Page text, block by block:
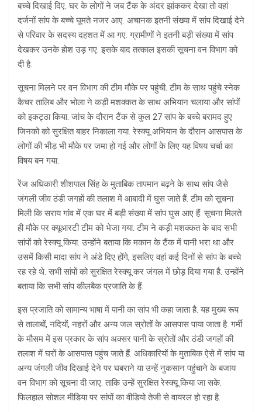
बच्चे दिखाई दिए. घर के लोगों ने जब टैंक के अंदर झांककर देखा तो वहां
दर्जनों सांप के बच्चे घूमते नजर आए. अचानक इतनी संख्या में सांप दिखाई देने
से परिवार के सदस्य दहशत में आ गए. ग्रामीणों ने इतनी बड़ी संख्या में सांप
देखकर उनके होश उड़ गए. इसके बाद तत्काल इसकी सूचना वन विभाग को
दी है.
सूचना मिलने पर वन विभाग की टीम मौके पर पहुंची. टीम के साथ पहुंचे स्नेक
कैचर तालिब और भोला ने कड़ी मशक्कत के साथ अभियान चलाया और सांपों
को इकट्ठा किया. जांच के दौरान टैंक से कुल 27 सांप के बच्चे बरामद हुए
जिनको को सुरक्षित बाहर निकाला गया. रेस्क्यू अभियान के दौरान आसपास के
लोगों की भीड़ भी मौके पर जमा हो गई और लोगों के लिए यह विषय चर्चा का
विषय बन गया.
रेंज अधिकारी शीशपाल सिंह के मुताबिक तापमान बढ़ने के साथ सांप जैसे
जंगली जीव ठंडी जगहों की तलाश में आबादी में घुस जाते हैं. टीम को सूचना
मिली कि सराय गांव में एक घर में बड़ी संख्या में सांप घुस आए हैं. सूचना मिलते
ही मौके पर क्यूआरटी टीम को भेजा गया. टीम ने कड़ी मशक्कत के बाद सभी
सांपों को रेस्क्यू किया. उन्होंने बताया कि मकान के टैंक में पानी भरा था और
उसमें किसी मादा सांप ने अंडे दिए होंगे, इसलिए वहां कई दिनों से सांप के बच्चे
रह रहे थे. सभी सांपों को सुरक्षित रेस्क्यू कर जंगल में छोड़ दिया गया है. उन्होंने
बताया कि सभी सांप कीलबैक प्रजाति के हैं.
इस प्रजाति को सामान्य भाषा में पानी का सांप भी कहा जाता है. यह मुख्य रूप
से तालाबों, नदियों, नहरों और अन्य जल स्रोतों के आसपास पाया जाता है. गर्मी
के मौसम में इस प्रकार के सांप अक्सर पानी के स्रोतों और ठंडी जगहों की
तलाश में घरों के आसपास पहुंच जाते हैं. अधिकारियों के मुताबिक ऐसे में सांप या
अन्य जंगली जीव दिखाई देने पर घबराने या उन्हें नुकसान पहुंचाने के बजाय
वन विभाग को सूचना दी जाए. ताकि उन्हें सुरक्षित रेस्क्यू किया जा सके.
फिलहाल सोशल मीडिया पर सांपों का वीडियो तेजी से वायरल हो रहा है.